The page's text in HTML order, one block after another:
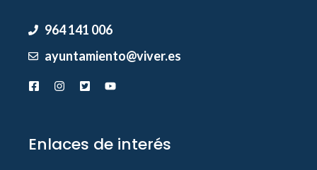
964 141 006
ayuntamiento@viver.es
Enlaces de interés